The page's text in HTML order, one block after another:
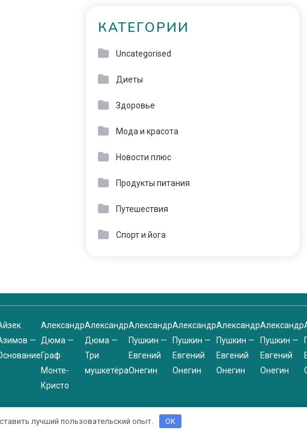
КАТЕГОРИИ
Uncategorised
Диеты
Здоровье
Мода и красота
Новости плюс
Продукты питания
Путешествия
Спорт и йога
—
Александр
Дюма —
Граф
Монте-
Кристо
Александр
Дюма —
Три
мушкетёра
Александр
Пушкин —
Евгений
Онегин
Александр
Пушкин —
Евгений
Онегин
Александр
Пушкин —
Евгений
Онегин
Александр
Пушкин —
Евгений
Онегин
лучший пользовательский опыт. OK